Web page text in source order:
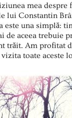
mea despre
lui Constantin
este una simplă:
de aceea trebuie
trăit. Am profitat
toate aceste